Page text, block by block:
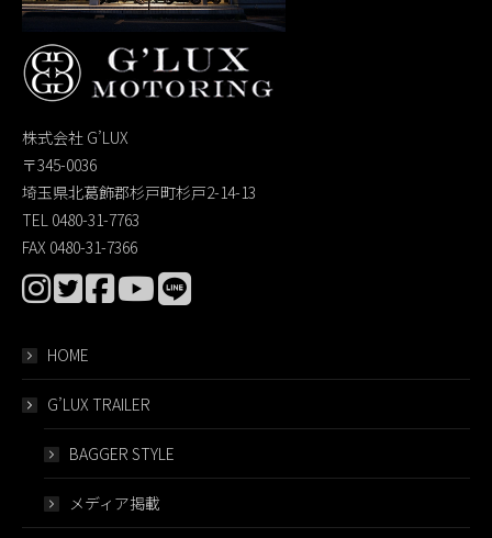
株式会社 G’LUX
〒345-0036
埼玉県北葛飾郡杉戸町杉戸2-14-13
TEL 0480-31-7763
FAX 0480-31-7366
HOME
G’LUX TRAILER
BAGGER STYLE
メディア掲載